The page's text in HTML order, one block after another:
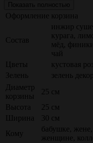
Показать полностью
Оформление корзина
Состав
инжир
курага,
мёд,
чай
Цветы
кустовая
Зелень
зелень
Диаметр
корзины
25 см
Высота
25 см
Ширина
30 см
Кому
бабушке,
женщине,